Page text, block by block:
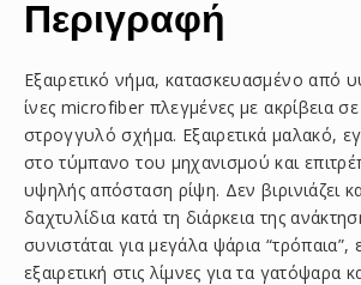
Περιγραφή
Εξαιρετικό νήμα, κατασκευασμένο από
ίνες microfiber πλεγμένες με ακρίβεια σε
στρογγυλό σχήμα. Εξαιρετικά μαλακό,
στο τύμπανο του μηχανισμού και
υψηλής απόσταση ρίψη. Δεν βιρινιάζει
δαχτυλίδια κατά τη διάρκεια της
συνιστάται για μεγάλα ψάρια “τρόπαια”,
εξαιρετική στις λίμνες για τα γατόψαρα